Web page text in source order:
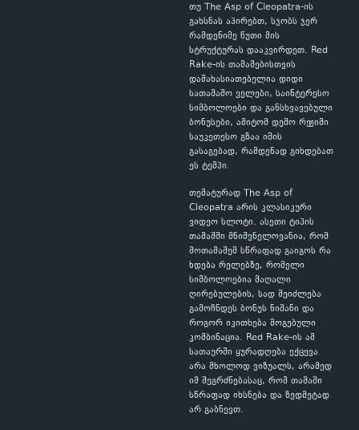
თუ The Asp of Cleopatra-ის
გახსნას აპირებთ, სჯობს ჯერ
რამდენიმე წუთი მის
სტრუქტურას დააკვირდეთ. Red
Rake-ის თამაშებისთვის
დამახასიათებელია დიდი
სათამაშო ველები, საინტერესო
სიმბოლოები და განსხვავებული
ბონუსები, ამიტომ დემო რეჟიმი
საუკეთესო გზაა იმის
გასაგებად, რამდენად გიხდებათ
ეს ტემპი.
თემატურად The Asp of
Cleopatra არის კლასიკური
ვიდეო სლოტი. ასეთი ტიპის
თამაშში მნიშვნელოვანია, რომ
მოთამაშემ სწრაფად გაიგოს რა
ხდება რელებზე, რომელი
სიმბოლოებია მაღალი
ღირებულების, სად შეიძლება
გამოჩნდეს ბონუს ნიშანი და
როგორ იკითხება მოგებული
კომბინაცია. Red Rake-ის ამ
სათაურში ყურადღება ექცევა
არა მხოლოდ ვიზუალს, არამედ
იმ შეგრძნებასაც, რომ თამაში
სწრაფად იხსნება და ზედმეტად
არ გაბნევთ.